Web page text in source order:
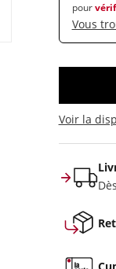
pour
Vous
Voir la